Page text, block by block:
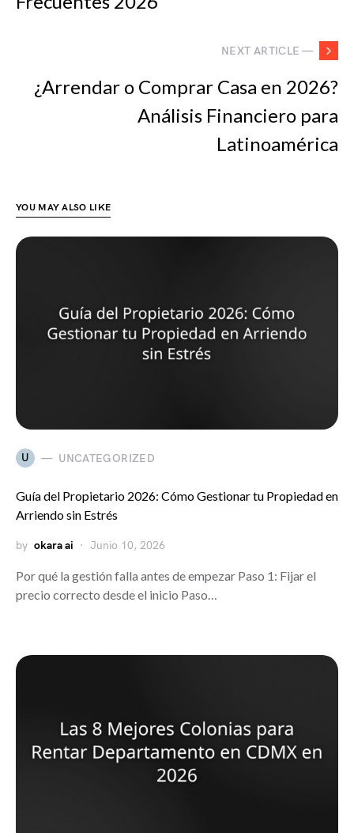
NEXT ARTICLE —
¿Arrendar o Comprar Casa en 2026?
Análisis Financiero para
Latinoamérica
YOU MAY ALSO LIKE
U UNCATEGORIZED
Guía del Propietario 2026: Cómo Gestionar tu Propiedad en
Arriendo sin Estrés
by okara ai Junio 10, 2026
Por qué la gestión falla antes de empezar Paso 1: Fijar el
precio correcto desde el inicio Paso…